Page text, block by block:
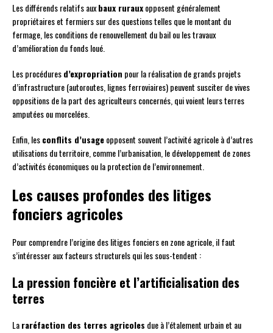
Les différends relatifs auxbaux rurauxopposent généralement
propriétaires et fermiers sur des questions telles que le montant du
fermage, les conditions de renouvellement du bail ou les travaux
d’amélioration du fonds loué.
Les procéduresd’expropriation pour la réalisation de grands projets
d’infrastructure (autoroutes, lignes ferroviaires) peuvent susciter de vives
oppositions de la part des agriculteurs concernés, qui voient leurs terres
amputées ou morcelées.
Enfin, lesconflits d’usageopposent souvent l’activité agricole à d’autres
utilisations du territoire, comme l’urbanisation, le développement de zones
d’activités économiques ou la protection de l’environnement.
Les causes profondes des litiges
fonciers agricoles
Pour comprendre l’origine des litiges fonciers en zone agricole, il faut
s’intéresser aux facteurs structurels qui les sous-tendent :
La pression foncière et l’artificialisation des
terres
Lararéfaction des terres agricoles due à l’étalement urbain et au